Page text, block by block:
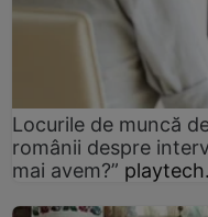
Locurile de muncă
românii despre
mai avem?”